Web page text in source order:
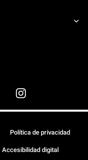
Política de privacidad
Accesibilidad digital